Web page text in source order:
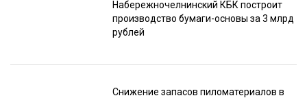
Набережночелнинский КБК построит
производство бумаги-основы за 3 млрд
рублей
Снижение запасов пиломатериалов в